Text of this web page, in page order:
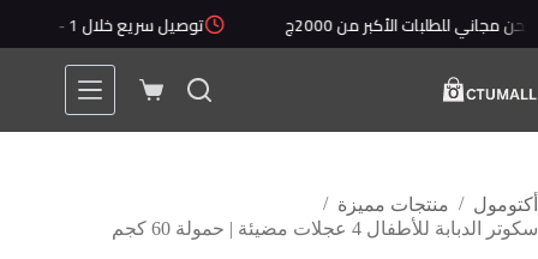
الأكبر من 2000ج توصيل سريع خلال 1 - 5 أيام
أكتومول / منتجات مميزة /
سكوتر الدبابة للأطفال 4 عجلات مضيئة | حمولة 60 كجم